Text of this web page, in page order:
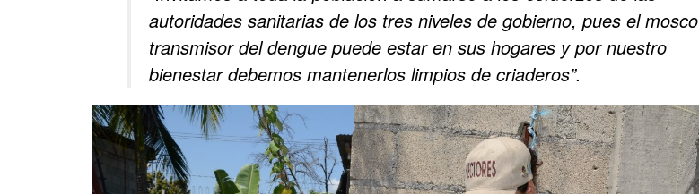
autoridades sanitarias de los tres niveles de gobierno, pues el mosco
transmisor del dengue puede estar en sus hogares y por nuestro
bienestar debemos mantenerlos limpios de criaderos”.